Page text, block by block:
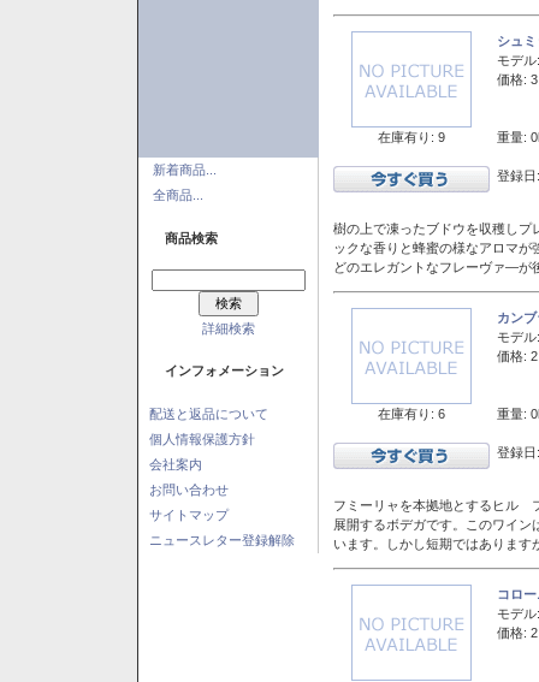
新着商品...
全商品...
商品検索
詳細検索
インフォメーション
配送と返品について
個人情報保護方針
会社案内
お問い合わせ
サイトマップ
ニュースレター登録解除
在庫有り: 9
シュ
モデル:
価格:
重量:
登録
樹の上で凍ったブドウを収穫しプ
ックな香りと蜂蜜の様なアロマ
どのエレガントなフレーヴァ―が
在庫有り: 6
カン
モデル:
価格:
重量:
登録
フミーリャを本拠地とするヒル
展開するボデガです。このワイ
います。しかし短期ではありま
コロ
モデル:
価格: